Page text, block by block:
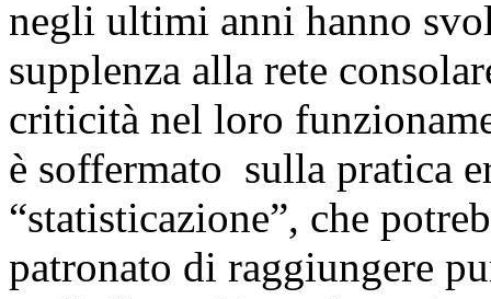
negli ultimi anni hanno
supplenza alla rete
criticità nel loro
è soffermato sulla pratica
“statisticazione”, che
patronato di raggiungere